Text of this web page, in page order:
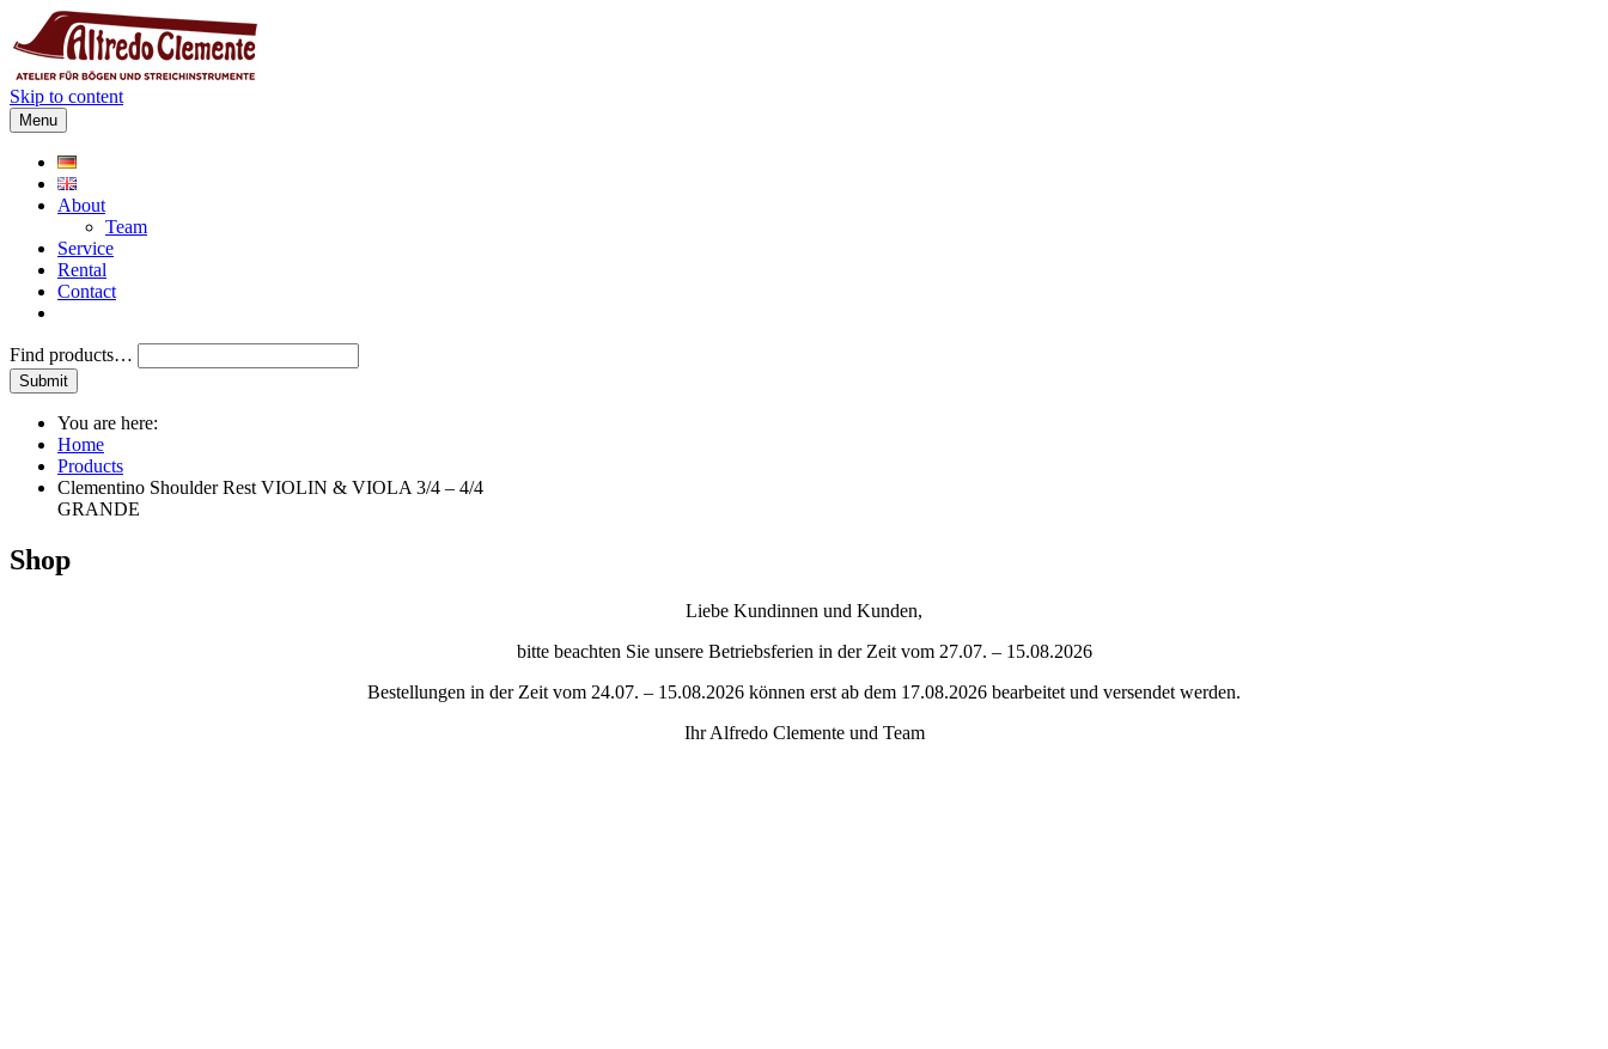
Skip to content
Menu
About
Team
Service
Rental
Contact
Find products…
You are here:
Home
Products
Clementino Shoulder Rest VIOLIN & VIOLA 3/4 – 4/4
GRANDE
Shop
Liebe Kundinnen und Kunden,
bitte beachten Sie unsere Betriebsferien in der Zeit vom 27.07. – 15.08.2026
Bestellungen in der Zeit vom 24.07. – 15.08.2026 können erst ab dem 17.08.2026 bearbeitet und versendet werden.
Ihr Alfredo Clemente und Team